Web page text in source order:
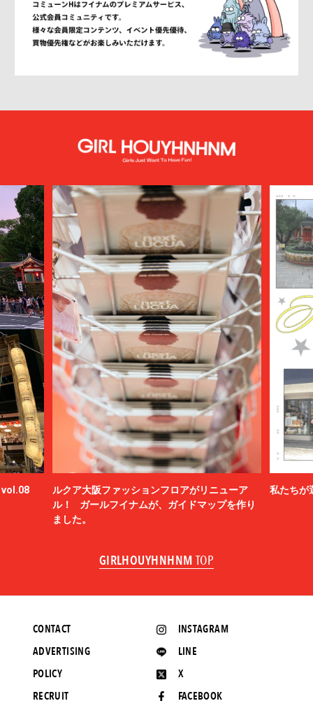
vol.08
ルクア大阪ファッションフロアがリニューア
ル！ ガールフイナムが、ガイドマップを作り
ました。
私たちが
GIRLHOUYHNHNM TOP
INSTAGRAM
LINE
X
FACEBOOK
CONTACT
ADVERTISING
POLICY
RECRUIT